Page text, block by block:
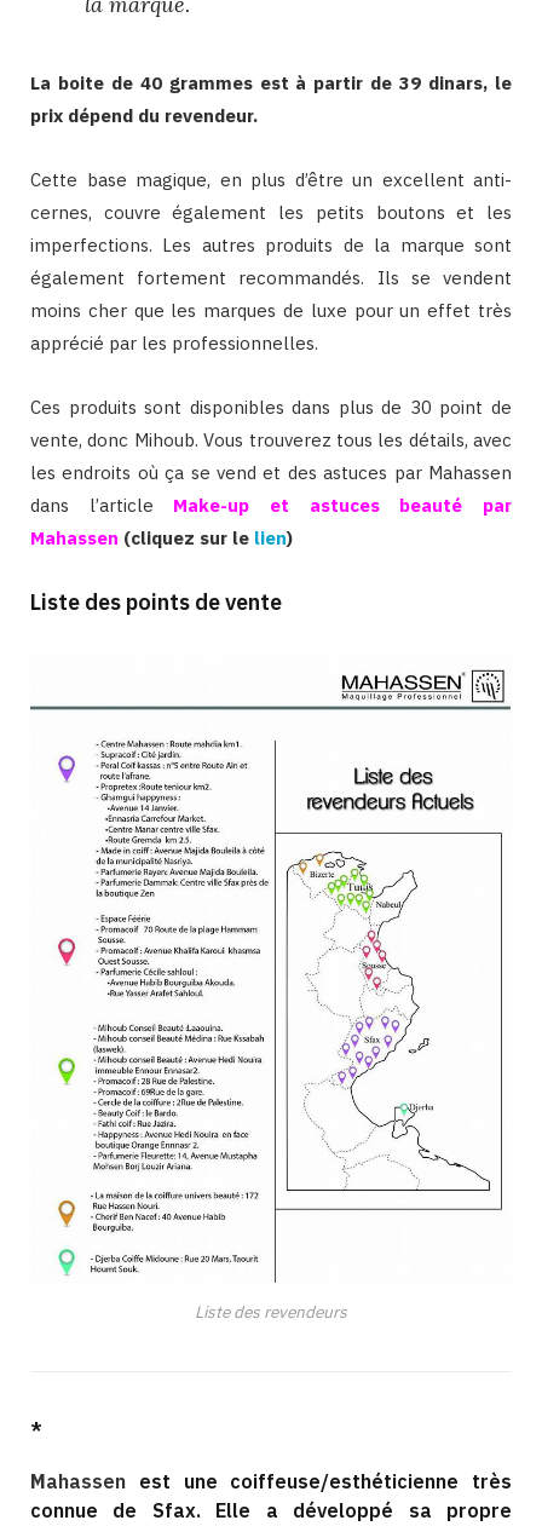
La boite de 40 grammes est à partir de 39 dinars, le
prix dépend du revendeur.
Cette base magique, en plus d’être un excellent anti-
cernes, couvre également les petits boutons et les
imperfections. Les autres produits de la marque sont
également fortement recommandés. Ils se vendent
moins cher que les marques de luxe pour un effet très
apprécié par les professionnelles.
Ces produits sont disponibles dans plus de 30 point de
vente, donc Mihoub. Vous trouverez tous les détails, avec
les endroits où ça se vend et des astuces par Mahassen
dans l’article Make-up et astuces beauté par
Mahassen (cliquez sur le lien)
Liste des points de vente
Liste des revendeurs
*
Mahassen est une coiffeuse/esthéticienne très
connue de Sfax. Elle a développé sa propre